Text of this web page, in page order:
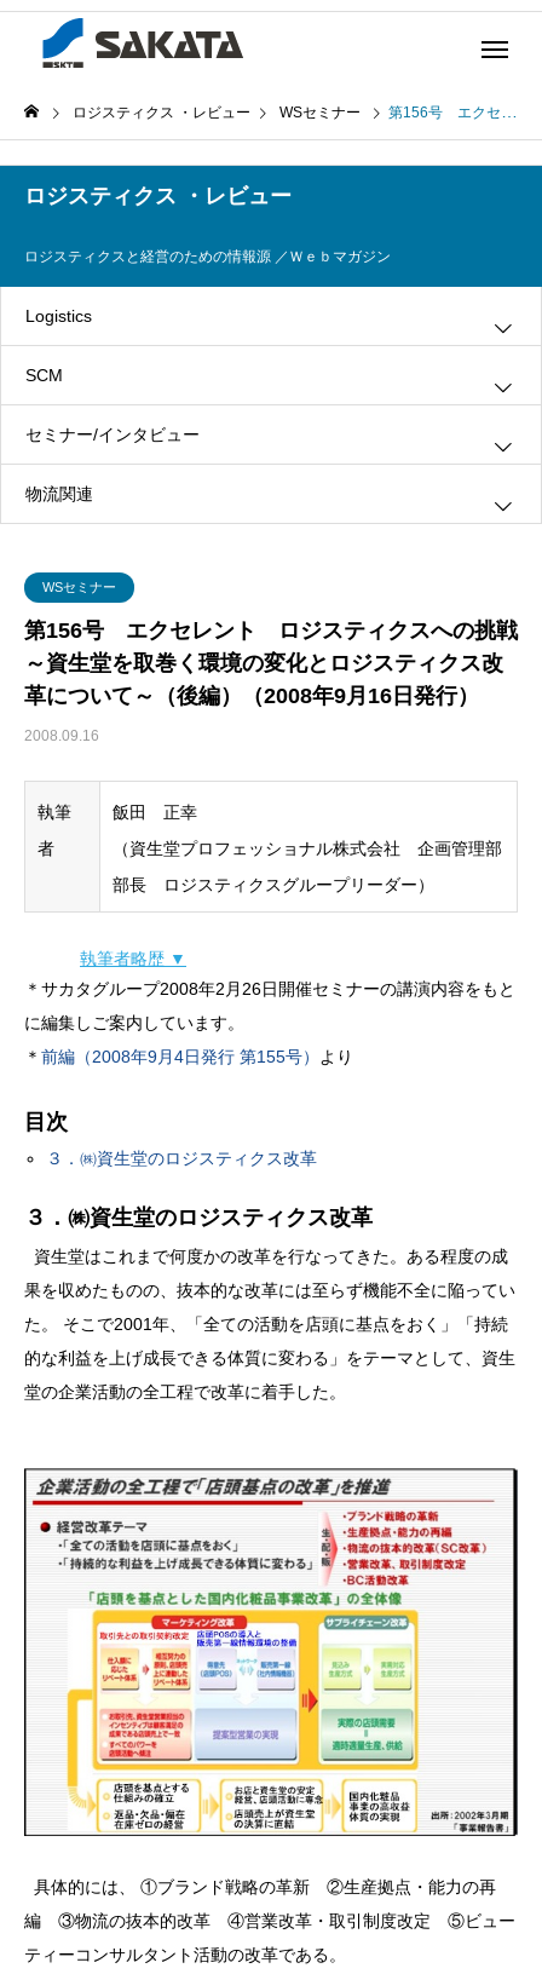
ロジスティクス ・レビュー WSセミナー 第156号 エクセレント ロジスティクスへの挑戦～資生堂を取巻く環境の変化とロジスティクス改革について～（後編）（2008年9月16日発行）
WSセミナー
第156号 エクセレント ロジスティクスへの挑戦
～資生堂を取巻く環境の変化とロジスティクス改
革について～（後編）（2008年9月16日発行）
2008.09.16
執筆
者
飯田 正幸
（資生堂プロフェッショナル株式会社 企画管理部
部長 ロジスティクスグループリーダー）
執筆者略歴 ▼
＊サカタグループ2008年2月26日開催セミナーの講演内容をもと
に編集しご案内しています。
＊ 前編（2008年9月4日発行 第155号） より
目次
３．㈱資生堂のロジスティクス改革
３．㈱資生堂のロジスティクス改革
資生堂はこれまで何度かの改革を行なってきた。ある程度の成
果を収めたものの、抜本的な改革には至らず機能不全に陥ってい
た。 そこで2001年、「全ての活動を店頭に基点をおく」「持続
的な利益を上げ成長できる体質に変わる」をテーマとして、資生
堂の企業活動の全工程で改革に着手した。
具体的には、 ①ブランド戦略の革新 ②生産拠点・能力の再
編 ③物流の抜本的改革 ④営業改革・取引制度改定 ⑤ビュー
ティーコンサルタント活動の改革である。
ロジスティクス ・レビュー
ロジスティクスと経営のための情報源 ／Ｗｅｂマガジン
Logistics
グリーン・ロジスティクス
３ＰＬ
ロジスティクス
SCM
情報システム
生産管理
セミナー/インタビュー
インタビュー
物流関連
物流品質
物流人材